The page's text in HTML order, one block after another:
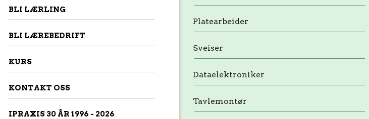
Platearbeider
Sveiser
Dataelektroniker
Tavlemontør
BLI LÆRLING
BLI LÆREBEDRIFT
KURS
KONTAKT OSS
IPRAXIS 30 ÅR 1996 - 2026